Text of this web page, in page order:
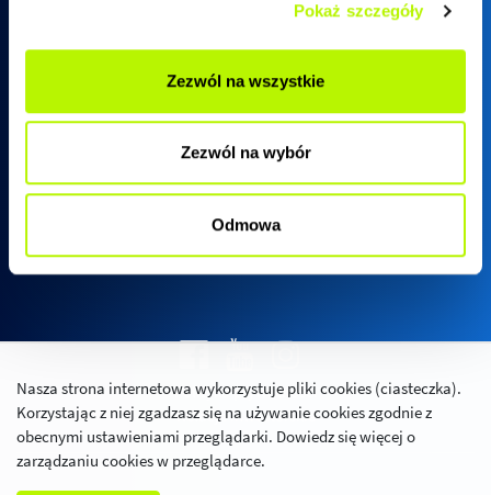
Pokaż szczegóły
Zezwól na wszystkie
Zezwól na wybór
Odmowa
ul. Warszawska 18
35-205 Rzeszów
Pn - Pt:08:00 - 17:00
Polityka prywatności
Relacje inwestorskie
Nasza strona internetowa wykorzystuje pliki cookies (ciasteczka).
Korzystając z niej zgadzasz się na używanie cookies zgodnie z
obecnymi ustawieniami przeglądarki. Dowiedz się więcej o
zarządzaniu cookies w przeglądarce.